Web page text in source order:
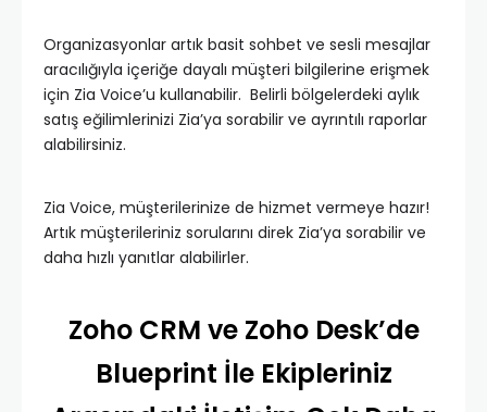
Organizasyonlar artık basit sohbet ve sesli mesajlar
aracılığıyla içeriğe dayalı müşteri bilgilerine erişmek
için Zia Voice’u kullanabilir. Belirli bölgelerdeki aylık
satış eğilimlerinizi Zia’ya sorabilir ve ayrıntılı raporlar
alabilirsiniz.
Zia Voice, müşterilerinize de hizmet vermeye hazır!
Artık müşterileriniz sorularını direk Zia’ya sorabilir ve
daha hızlı yanıtlar alabilirler.
Zoho CRM ve Zoho Desk’de
Blueprint İle Ekipleriniz